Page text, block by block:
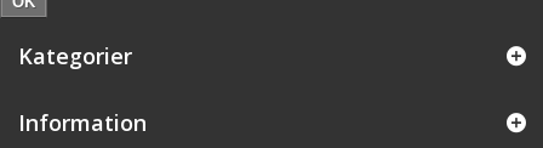
Kategorier
Information